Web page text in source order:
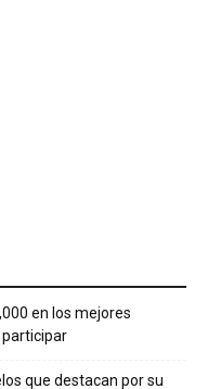
en los mejores
participar
que destacan por su